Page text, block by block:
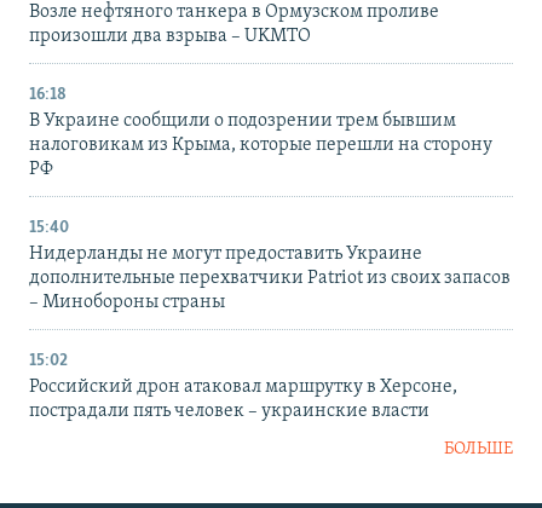
Возле нефтяного танкера в Ормузском проливе
произошли два взрыва – UKMTO
16:18
В Украине сообщили о подозрении трем бывшим
налоговикам из Крыма, которые перешли на сторону
РФ
15:40
Нидерланды не могут предоставить Украине
дополнительные перехватчики Patriot из своих запасов
– Минобороны страны
15:02
Российский дрон атаковал маршрутку в Херсоне,
пострадали пять человек – украинские власти
БОЛЬШЕ